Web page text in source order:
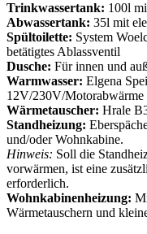
Trinkwassertank: 100l
Abwassertank: 35l mit
Spültoilette: System
betätigtes Ablassventil
Dusche: Für innen und
Warmwasser: Elgena
12V/230V/Motorabwärme
Wärmetauscher: Hrale
Standheizung:
und/oder Wohnkabine.
Hinweis: Soll die
vorwärmen, ist eine
erforderlich.
Wohnkabinenheizung:
Wärmetauschern und